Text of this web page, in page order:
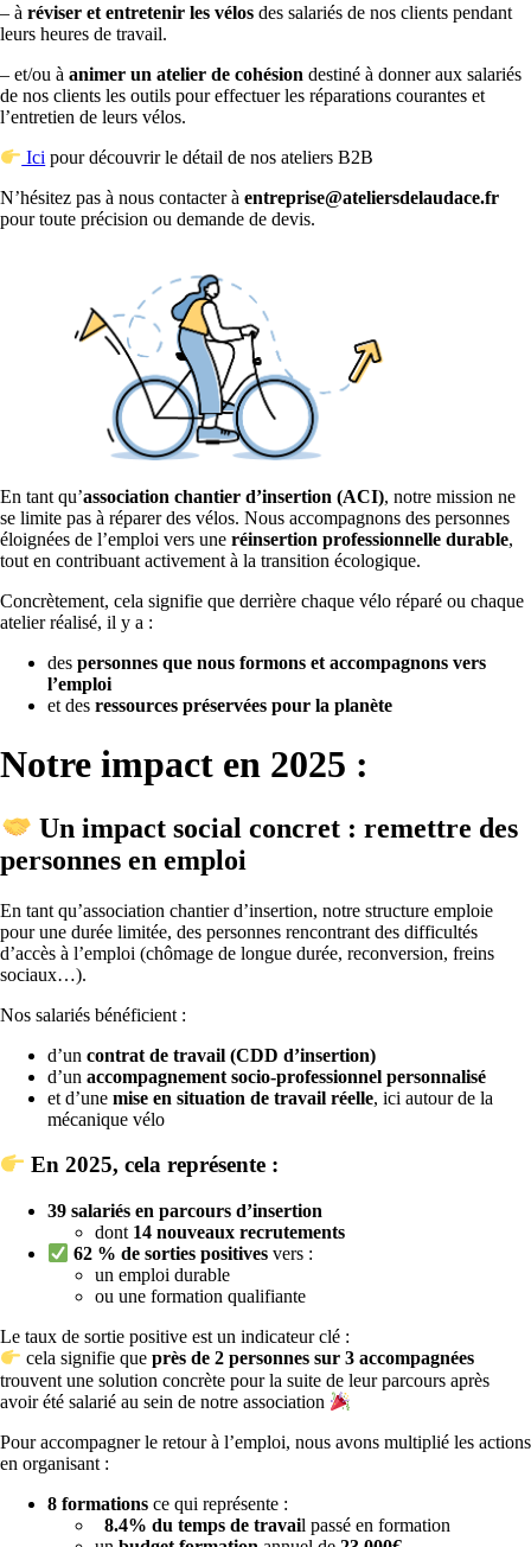
– à réviser et entretenir les vélos des salariés de nos clients pendant
leurs heures de travail.
– et/ou à animer un atelier de cohésion destiné à donner aux salariés
de nos clients les outils pour effectuer les réparations courantes et
l’entretien de leurs vélos.
Ici pour découvrir le détail de nos ateliers B2B
N’hésitez pas à nous contacter à entreprise@ateliersdelaudace.fr
pour toute précision ou demande de devis.
En tant qu’association chantier d’insertion (ACI), notre mission ne
se limite pas à réparer des vélos. Nous accompagnons des personnes
éloignées de l’emploi vers une réinsertion professionnelle durable,
tout en contribuant activement à la transition écologique.
Concrètement, cela signifie que derrière chaque vélo réparé ou chaque
atelier réalisé, il y a :
des personnes que nous formons et accompagnons vers
l’emploi
et des ressources préservées pour la planète
Notre impact en 2025 :
Un impact social concret : remettre des
personnes en emploi
En tant qu’association chantier d’insertion, notre structure emploie
pour une durée limitée, des personnes rencontrant des difficultés
d’accès à l’emploi (chômage de longue durée, reconversion, freins
sociaux…).
Nos salariés bénéficient :
d’un contrat de travail (CDD d’insertion)
d’un accompagnement socio-professionnel personnalisé
et d’une mise en situation de travail réelle, ici autour de la
mécanique vélo
En 2025, cela représente :
39 salariés en parcours d’insertion
dont 14 nouveaux recrutements
62 % de sorties positives vers :
un emploi durable
ou une formation qualifiante
Le taux de sortie positive est un indicateur clé :
cela signifie queprès de 2 personnes sur 3 accompagnées
trouvent une solution concrète pour la suite de leur parcours après
avoir été salarié au sein de notre association
Pour accompagner le retour à l’emploi, nous avons multiplié les actions
en organisant :
8 formations ce qui représente :
8.4% du temps de travail passé en formation